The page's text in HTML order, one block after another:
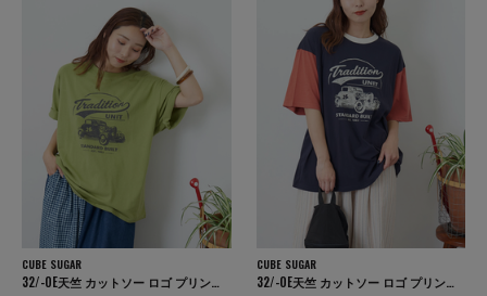
CUBE SUGAR
32/-OE天竺 カットソー ロゴ プリント Tシャツ
CUBE SUGAR
32/-OE天竺 カットソー ロゴ プリント Tシャツ